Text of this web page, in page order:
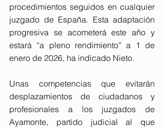
procedimientos seguidos en cualquier
juzgado de España. Esta adaptación
progresiva se acometerá este año y
estará “a pleno rendimiento” a 1 de
enero de 2026, ha indicado Nieto.
Unas competencias que evitarán
desplazamientos de ciudadanos y
profesionales a los juzgados de
Ayamonte, partido judicial al que